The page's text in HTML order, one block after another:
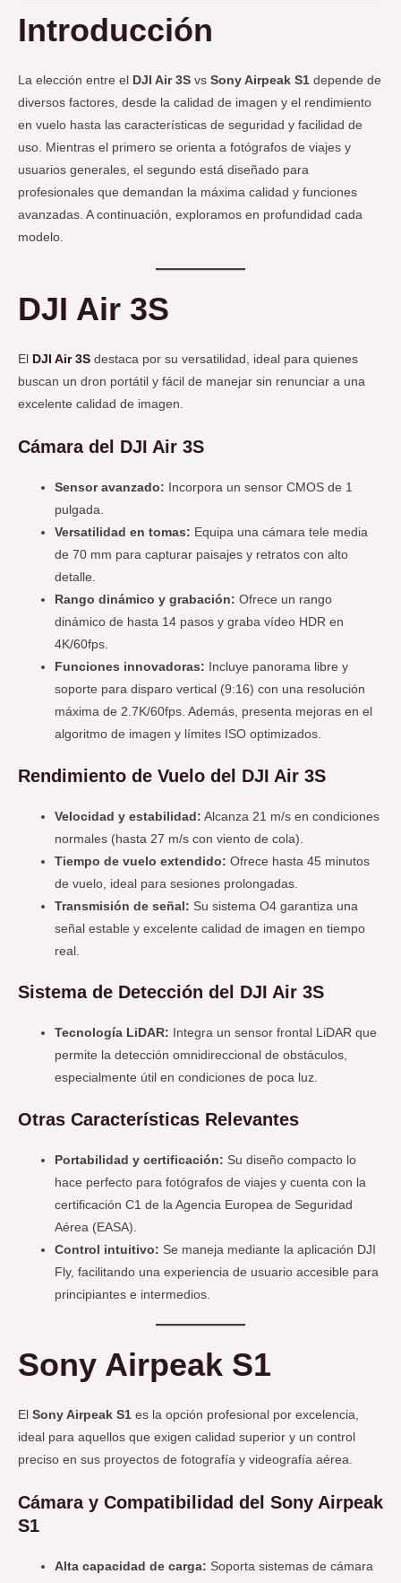
Introducción
La elección entre el DJI Air 3S vs Sony Airpeak S1 depende de
diversos factores, desde la calidad de imagen y el rendimiento
en vuelo hasta las características de seguridad y facilidad de
uso. Mientras el primero se orienta a fotógrafos de viajes y
usuarios generales, el segundo está diseñado para
profesionales que demandan la máxima calidad y funciones
avanzadas. A continuación, exploramos en profundidad cada
modelo.
DJI Air 3S
El DJI Air 3S destaca por su versatilidad, ideal para quienes
buscan un dron portátil y fácil de manejar sin renunciar a una
excelente calidad de imagen.
Cámara del DJI Air 3S
Sensor avanzado: Incorpora un sensor CMOS de 1
pulgada.
Versatilidad en tomas: Equipa una cámara tele media
de 70 mm para capturar paisajes y retratos con alto
detalle.
Rango dinámico y grabación: Ofrece un rango
dinámico de hasta 14 pasos y graba vídeo HDR en
4K/60fps.
Funciones innovadoras: Incluye panorama libre y
soporte para disparo vertical (9:16) con una resolución
máxima de 2.7K/60fps. Además, presenta mejoras en el
algoritmo de imagen y límites ISO optimizados.
Rendimiento de Vuelo del DJI Air 3S
Velocidad y estabilidad: Alcanza 21 m/s en condiciones
normales (hasta 27 m/s con viento de cola).
Tiempo de vuelo extendido: Ofrece hasta 45 minutos
de vuelo, ideal para sesiones prolongadas.
Transmisión de señal: Su sistema O4 garantiza una
señal estable y excelente calidad de imagen en tiempo
real.
Sistema de Detección del DJI Air 3S
Tecnología LiDAR: Integra un sensor frontal LiDAR que
permite la detección omnidireccional de obstáculos,
especialmente útil en condiciones de poca luz.
Otras Características Relevantes
Portabilidad y certificación: Su diseño compacto lo
hace perfecto para fotógrafos de viajes y cuenta con la
certificación C1 de la Agencia Europea de Seguridad
Aérea (EASA).
Control intuitivo: Se maneja mediante la aplicación DJI
Fly, facilitando una experiencia de usuario accesible para
principiantes e intermedios.
Sony Airpeak S1
El Sony Airpeak S1 es la opción profesional por excelencia,
ideal para aquellos que exigen calidad superior y un control
preciso en sus proyectos de fotografía y videografía aérea.
Cámara y Compatibilidad del Sony Airpeak
S1
Alta capacidad de carga: Soporta sistemas de cámara